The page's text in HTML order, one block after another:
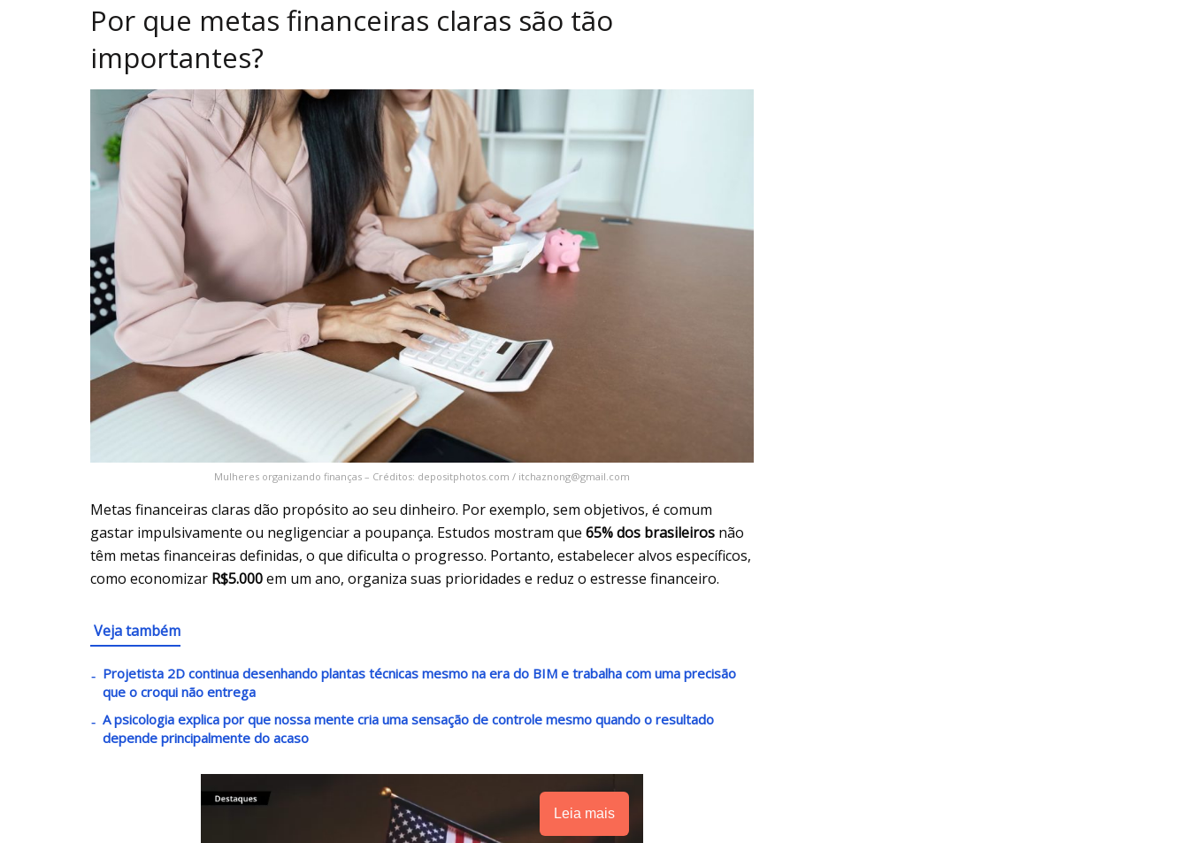
Por que metas financeiras claras são tão
importantes?
Mulheres organizando finanças – Créditos: depositphotos.com / itchaznong@gmail.com
Metas financeiras claras dão propósito ao seu dinheiro. Por exemplo, sem objetivos, é comum
gastar impulsivamente ou negligenciar a poupança. Estudos mostram que 65% dos brasileiros não
têm metas financeiras definidas, o que dificulta o progresso. Portanto, estabelecer alvos específicos,
como economizar R$5.000em um ano, organiza suas prioridades e reduz o estresse financeiro.
Veja também
Projetista 2D continua desenhando plantas técnicas mesmo na era do BIM e trabalha com uma precisão
que o croqui não entrega
A psicologia explica por que nossa mente cria uma sensação de controle mesmo quando o resultado
depende principalmente do acaso
Leia mais